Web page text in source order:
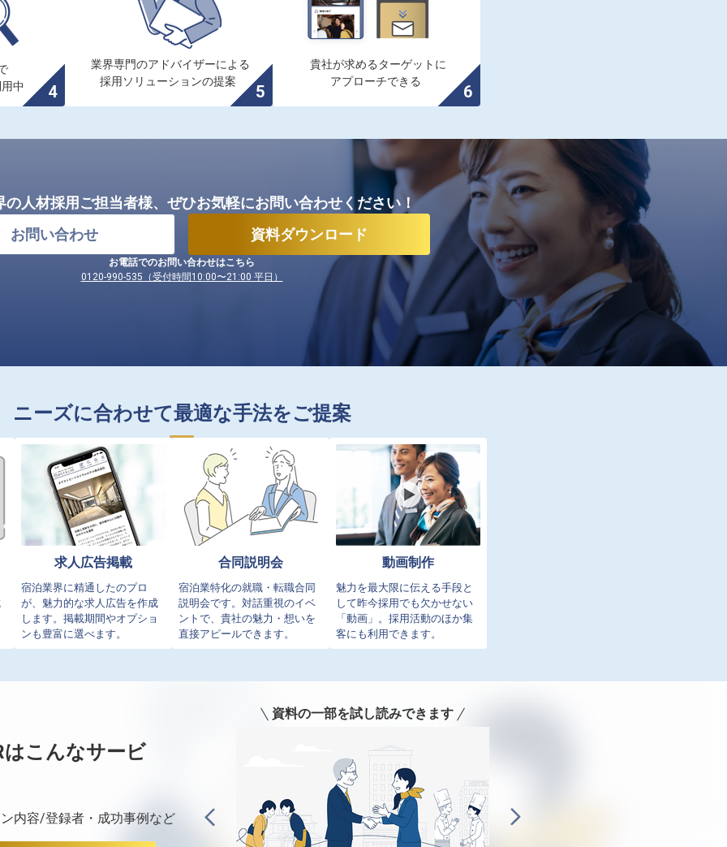
中
業界専門のアドバイザーによる
採用ソリューションの提案
貴社が求めるターゲットに
アプローチできる
の人材採用ご担当者様、 ぜひお気軽にお問い合わせください！
お問い合わせ
資料ダウンロード
お電話でのお問い合わせはこちら
0120-990-535（受付時間10:00〜21:00 平日）
ニーズに合わせて最適な手法をご提案
求人広告掲載
宿泊業界に精通したのプロ
が、魅力的な求人広告を作成
します。掲載期間やオプショ
ンも豊富に選べます。
合同説明会
宿泊業特化の就職・転職合同
説明会です。対話重視のイベ
ントで、貴社の魅力・想いを
直接アピールできます。
動画制作
魅力を最大限に伝える手段と
して昨今採用でも欠かせない
「動画」。採用活動のほか集
客にも利用できます。
はこんなサービ
内容/登録者・成功事例など
資料の一部を試し読みできます